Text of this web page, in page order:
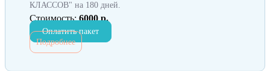
КЛАССОВ" на 180 дней.
Стоимость: 6000 р.
Оплатить пакет
Подробнее